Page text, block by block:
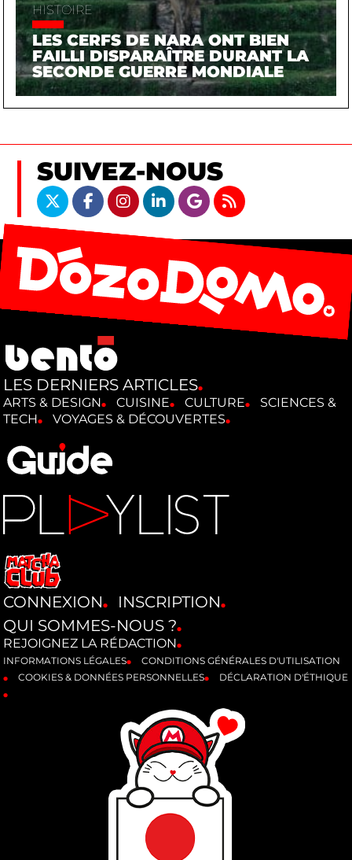
HISTOIRE
LES CERFS DE NARA ONT BIEN
FAILLI DISPARAÎTRE DURANT LA
SECONDE GUERRE MONDIALE
SUIVEZ-NOUS
LES DERNIERS ARTICLES
ARTS & DESIGN CUISINE CULTURE
SCIENCES &
TECH
VOYAGES & DÉCOUVERTES
CONNEXION
INSCRIPTION
QUI SOMMES-NOUS ?
REJOIGNEZ LA RÉDACTION
INFORMATIONS LÉGALES
CONDITIONS GÉNÉRALES D'UTILISATION
COOKIES & DONNÉES PERSONNELLES
DÉCLARATION D'ÉTHIQUE